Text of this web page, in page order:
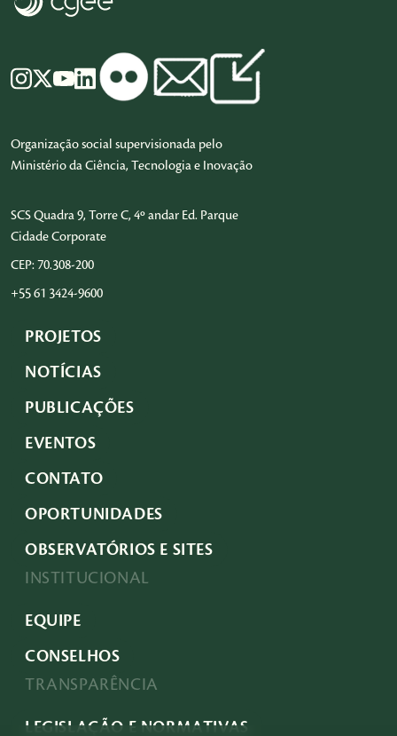
Organização social supervisionada pelo
Ministério da Ciência, Tecnologia e Inovação
SCS Quadra 9, Torre C, 4º andar Ed. Parque
Cidade Corporate
CEP: 70.308-200
+55 61 3424-9600
PROJETOS
NOTÍCIAS
PUBLICAÇÕES
EVENTOS
CONTATO
OPORTUNIDADES
OBSERVATÓRIOS E SITES
INSTITUCIONAL
EQUIPE
CONSELHOS
TRANSPARÊNCIA
LEGISLAÇÃO E NORMATIVAS